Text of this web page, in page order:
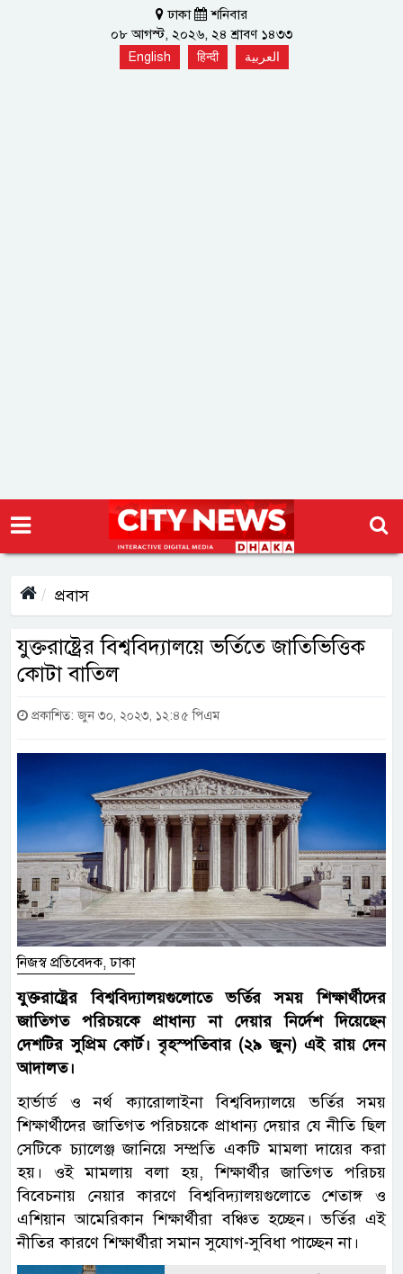
ঢাকা
শনিবার
০৮ আগস্ট, ২০২৬, ২৪ শ্রাবণ ১৪৩৩
English हिन्दी العربية
প্রবাস
যুক্তরাষ্ট্রের বিশ্ববিদ্যালয়ে ভর্তিতে জাতিভিত্তিক
কোটা বাতিল
প্রকাশিত: জুন ৩০, ২০২৩, ১২:৪৫ পিএম
নিজস্ব প্রতিবেদক, ঢাকা
যুক্তরাষ্ট্রের বিশ্ববিদ্যালয়গুলোতে ভর্তির সময় শিক্ষার্থীদের
জাতিগত পরিচয়কে প্রাধান্য না দেয়ার নির্দেশ দিয়েছেন
দেশটির সুপ্রিম কোর্ট। বৃহস্পতিবার (২৯ জুন) এই রায় দেন
আদালত।
হার্ভার্ড ও নর্থ ক্যারোলাইনা বিশ্ববিদ্যালয়ে ভর্তির সময়
শিক্ষার্থীদের জাতিগত পরিচয়কে প্রাধান্য দেয়ার যে নীতি ছিল
সেটিকে চ্যালেঞ্জ জানিয়ে সম্প্রতি একটি মামলা দায়ের করা
হয়। ওই মামলায় বলা হয়, শিক্ষার্থীর জাতিগত পরিচয়
বিবেচনায় নেয়ার কারণে বিশ্ববিদ্যালয়গুলোতে শেতাঙ্গ ও
এশিয়ান আমেরিকান শিক্ষার্থীরা বঞ্চিত হচ্ছেন। ভর্তির এই
নীতির কারণে শিক্ষার্থীরা সমান সুযোগ-সুবিধা পাচ্ছেন না।